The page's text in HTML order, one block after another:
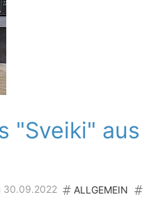
"Sveiki" aus
30.09.2022
ALLGEMEIN